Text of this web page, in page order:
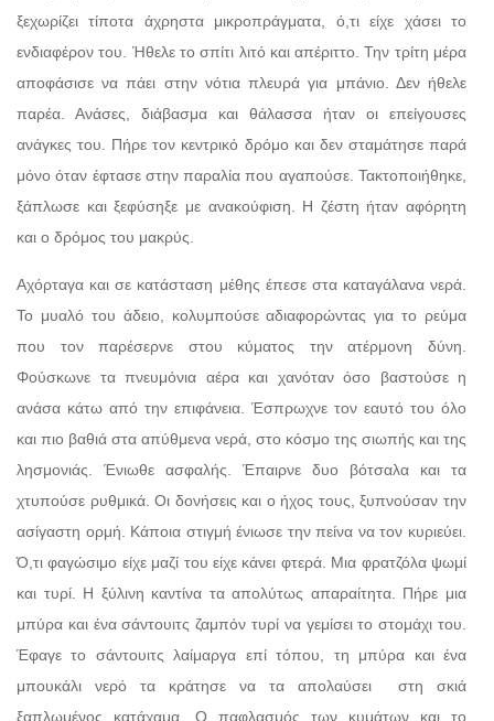
ξεχωρίζει τίποτα άχρηστα μικροπράγματα, ό,τι είχε χάσει το
ενδιαφέρον του. Ήθελε το σπίτι λιτό και απέριττο. Την τρίτη μέρα
αποφάσισε να πάει στην νότια πλευρά για μπάνιο. Δεν ήθελε
παρέα. Ανάσες, διάβασμα και θάλασσα ήταν οι επείγουσες
ανάγκες του. Πήρε τον κεντρικό δρόμο και δεν σταμάτησε παρά
μόνο όταν έφτασε στην παραλία που αγαπούσε. Τακτοποιήθηκε,
ξάπλωσε και ξεφύσηξε με ανακούφιση. Η ζέστη ήταν αφόρητη
και ο δρόμος του μακρύς.
Αχόρταγα και σε κατάσταση μέθης έπεσε στα καταγάλανα νερά.
Το μυαλό του άδειο, κολυμπούσε αδιαφορώντας για το ρεύμα
που τον παρέσερνε στου κύματος την ατέρμονη δύνη.
Φούσκωνε τα πνευμόνια αέρα και χανόταν όσο βαστούσε η
ανάσα κάτω από την επιφάνεια. Έσπρωχνε τον εαυτό του όλο
και πιο βαθιά στα απύθμενα νερά, στο κόσμο της σιωπής και της
λησμονιάς. Ένιωθε ασφαλής. Έπαιρνε δυο βότσαλα και τα
χτυπούσε ρυθμικά. Οι δονήσεις και ο ήχος τους, ξυπνούσαν την
ασίγαστη ορμή. Κάποια στιγμή ένιωσε την πείνα να τον κυριεύει.
Ό,τι φαγώσιμο είχε μαζί του είχε κάνει φτερά. Μια φρατζόλα ψωμί
και τυρί. Η ξύλινη καντίνα τα απολύτως απαραίτητα. Πήρε μια
μπύρα και ένα σάντουιτς ζαμπόν τυρί να γεμίσει το στομάχι του.
Έφαγε το σάντουιτς λαίμαργα επί τόπου, τη μπύρα και ένα
μπουκάλι νερό τα κράτησε να τα απολαύσει στη σκιά
ξαπλωμένος κατάχαμα. Ο παφλασμός των κυμάτων και το